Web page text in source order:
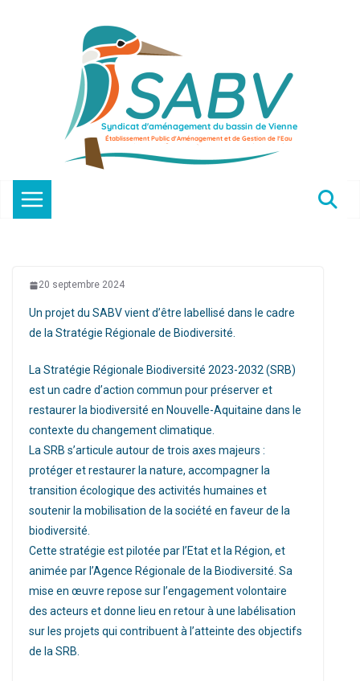
20 septembre 2024
Un projet du SABV vient d’être labellisé dans le cadre
de la Stratégie Régionale de Biodiversité.
La Stratégie Régionale Biodiversité 2023-2032 (SRB)
est un cadre d’action commun pour préserver et
restaurer la biodiversité en Nouvelle-Aquitaine dans le
contexte du changement climatique.
La SRB s’articule autour de trois axes majeurs :
protéger et restaurer la nature, accompagner la
transition écologique des activités humaines et
soutenir la mobilisation de la société en faveur de la
biodiversité.
Cette stratégie est pilotée par l’Etat et la Région, et
animée par l’Agence Régionale de la Biodiversité. Sa
mise en œuvre repose sur l’engagement volontaire
des acteurs et donne lieu en retour à une labélisation
sur les projets qui contribuent à l’atteinte des objectifs
de la SRB.